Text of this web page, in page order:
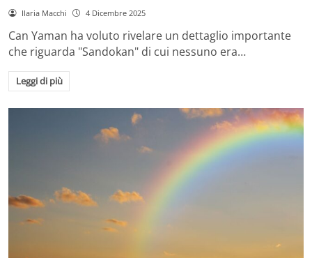
Ilaria Macchi 4 Dicembre 2025
Can Yaman ha voluto rivelare un dettaglio importante
che riguarda "Sandokan" di cui nessuno era…
Leggi di più